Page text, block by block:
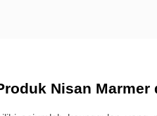
Nisan Marmer